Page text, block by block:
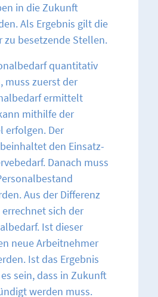
in die Zukunft
Als Ergebnis gilt die
zu besetzende Stellen.
quantitativ
muss zuerst der
ermittelt
mithilfe der
erfolgen. Der
den Einsatz-
Danach muss
Aus der Differenz
sich der
Ist dieser
neue Arbeitnehmer
Ist das Ergebnis
sein, dass in Zukunft
werden muss.